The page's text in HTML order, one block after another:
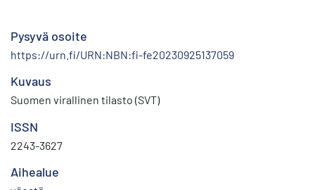
Pysyvä osoite
https://urn.fi/URN:NBN:fi-fe20230925137059
Kuvaus
Suomen virallinen tilasto (SVT)
ISSN
2243-3627
Aihealue